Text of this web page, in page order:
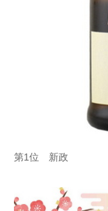
第1位 新政